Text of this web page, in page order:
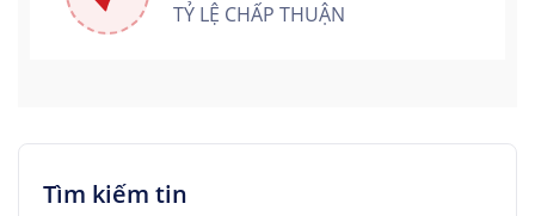
TỶ LỆ CHẤP THUẬN
Tìm kiếm tin